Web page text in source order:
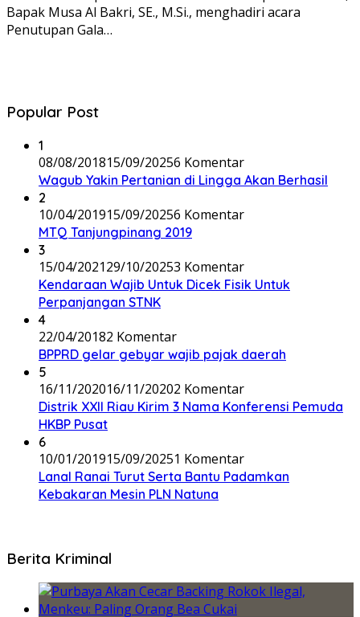
Bapak Musa Al Bakri, SE., M.Si., menghadiri acara
Penutupan Gala…
Popular Post
1
08/08/201815/09/20256 Komentar
Wagub Yakin Pertanian di Lingga Akan Berhasil
2
10/04/201915/09/20256 Komentar
MTQ Tanjungpinang 2019
3
15/04/202129/10/20253 Komentar
Kendaraan Wajib Untuk Dicek Fisik Untuk
Perpanjangan STNK
4
22/04/20182 Komentar
BPPRD gelar gebyar wajib pajak daerah
5
16/11/202016/11/20202 Komentar
Distrik XXII Riau Kirim 3 Nama Konferensi Pemuda
HKBP Pusat
6
10/01/201915/09/20251 Komentar
Lanal Ranai Turut Serta Bantu Padamkan
Kebakaran Mesin PLN Natuna
Berita Kriminal